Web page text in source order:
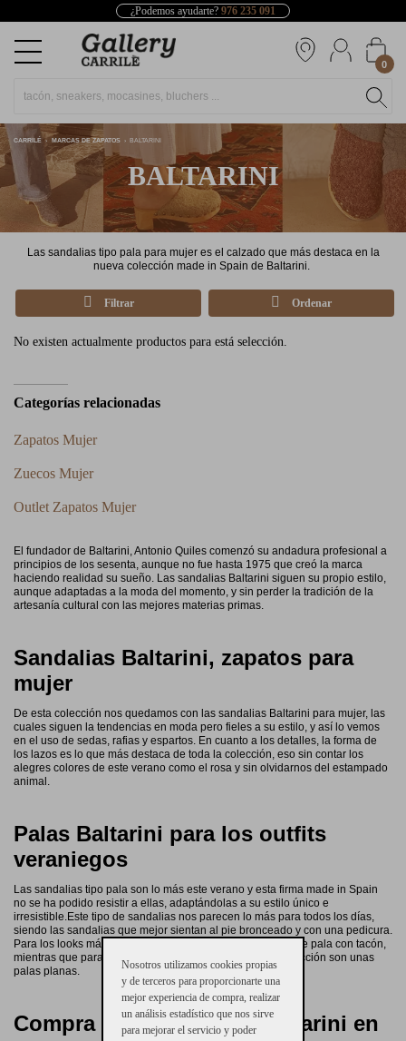
¿Podemos ayudarte? 976 235 091
0
CARRILÉ MARCAS DE ZAPATOS BALTARINI
BALTARINI
Las sandalias tipo pala para mujer es el calzado que más destaca en la
nueva colección made in Spain de Baltarini.
Filtrar Ordenar
No existen actualmente productos para está selección.
Categorías relacionadas
Zapatos Mujer
Zuecos Mujer
Outlet Zapatos Mujer
El fundador de Baltarini, Antonio Quiles comenzó su andadura profesional a
principios de los sesenta, aunque no fue hasta 1975 que creó la marca
haciendo realidad su sueño. Las sandalias Baltarini siguen su propio estilo,
aunque adaptadas a la moda del momento, y sin perder la tradición de la
artesanía cultural con las mejores materias primas.
Sandalias Baltarini, zapatos para
mujer
De esta colección nos quedamos con las sandalias Baltarini para mujer, las
cuales siguen la tendencias en moda pero fieles a su estilo, y así lo vemos
en el uso de sedas, rafias y espartos. En cuanto a los detalles, la forma de
los lazos es lo que más destaca de toda la colección, eso sin contar los
alegres colores de este verano como el rosa y sin olvidarnos del estampado
animal.
Palas Baltarini para los outfits
veraniegos
Las sandalias tipo pala son lo más este verano y esta firma made in Spain
no se ha podido resistir a ellas, adaptándolas a su estilo único e
irresistible.Este tipo de sandalias nos parecen lo más para todos los días,
siendo las sandalias que mejor sientan al pie bronceado y con una pedicura.
Para los looks más especiales, apostamos por sandalias de pala con tacón,
mientras que para los outfits más desenfados, la mejor elección son unas
palas planas.
Compra online zapatos Baltarini en
Nosotros utilizamos cookies propias
y de terceros para proporcionarte una
mejor experiencia de compra, realizar
un análisis estadístico que nos sirve
para mejorar el servicio y poder